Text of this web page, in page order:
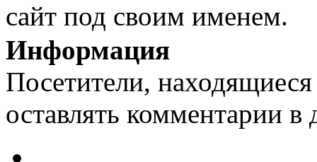
сайт под своим именем.
Информация
Посетители,
оставлять комментарии в